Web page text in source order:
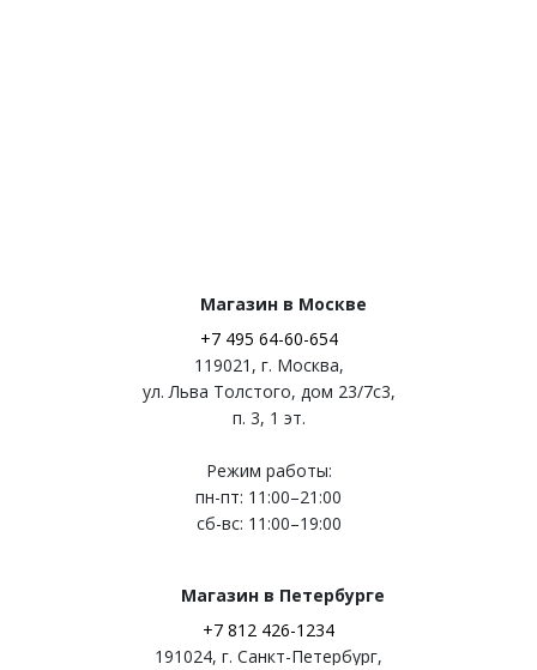
Магазин в Москве
+7 495 64-60-654
119021 , г. Москва,
ул. Льва Толстого, дом 23/7c3,
п. 3, 1 эт.
Режим работы:
пн-пт: 11:00–21:00
сб-вс: 11:00–19:00
Магазин в Петербурге
+7 812 426-1234
191024, г. Санкт-Петербург,